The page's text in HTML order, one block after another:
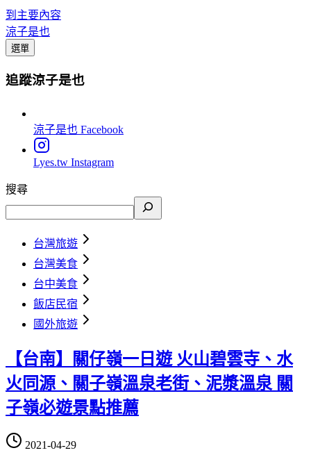
到主要內容
涼子是也
選單
追蹤涼子是也
涼子是也 Facebook
Lyes.tw Instagram
搜尋
台灣旅遊
台灣美食
台中美食
飯店民宿
國外旅遊
【台南】關仔嶺一日遊 火山碧雲寺、水
火同源、關子嶺溫泉老街、泥漿溫泉 關
子嶺必遊景點推薦
2021-04-29